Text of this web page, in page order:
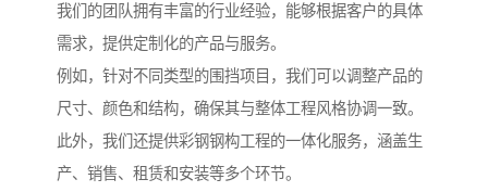
我们的团队拥有丰富的行业经验，能够根据客户的具体
需求，提供定制化的产品与服务。
例如，针对不同类型的围挡项目，我们可以调整产品的
尺寸、颜色和结构，确保其与整体工程风格协调一致。
此外，我们还提供彩钢钢构工程的一体化服务，涵盖生
产、销售、租赁和安装等多个环节。